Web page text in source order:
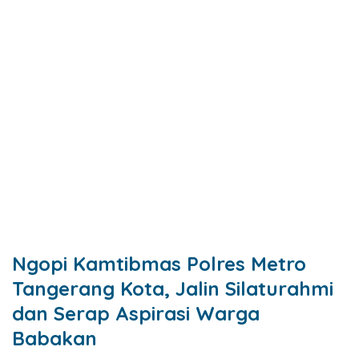
Ngopi Kamtibmas Polres Metro
Tangerang Kota, Jalin Silaturahmi
dan Serap Aspirasi Warga
Babakan